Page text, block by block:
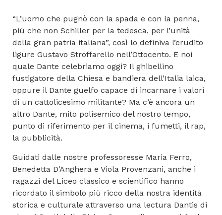
“L’uomo che pugnò con la spada e con la penna,
più che non Schiller per la tedesca, per l’unità
della gran patria italiana”, così lo definiva l’erudito
ligure Gustavo Stroffarello nell’Ottocento. E noi
quale Dante celebriamo oggi? Il ghibellino
fustigatore della Chiesa e bandiera dell’Italia laica,
oppure il Dante guelfo capace di incarnare i valori
di un cattolicesimo militante? Ma c’è ancora un
altro Dante, mito polisemico del nostro tempo,
punto di riferimento per il cinema, i fumetti, il rap,
la pubblicità.
Guidati dalle nostre professoresse Maria Ferro,
Benedetta D’Anghera e Viola Provenzani, anche i
ragazzi del Liceo classico e scientifico hanno
ricordato il simbolo più ricco della nostra identità
storica e culturale attraverso una lectura Dantis di